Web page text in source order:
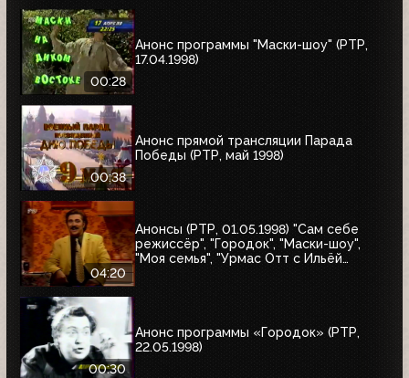
00:28
Анонс программы "Маски-шоу" (РТР,
17.04.1998)
00:38
Анонс прямой трансляции Парада
Победы (РТР, май 1998)
04:20
Анонсы (РТР, 01.05.1998) "Сам себе
режиссёр", "Городок", "Маски-шоу",
"Моя семья", "Урмас Отт с Ильёй
00:30
Анонс программы «Городок» (РТР,
22.05.1998)